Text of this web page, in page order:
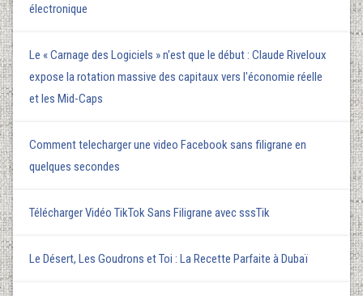
électronique
Le « Carnage des Logiciels » n'est que le début : Claude Riveloux
expose la rotation massive des capitaux vers l'économie réelle
et les Mid-Caps
Comment telecharger une video Facebook sans filigrane en
quelques secondes
Télécharger Vidéo TikTok Sans Filigrane avec sssTik
Le Désert, Les Goudrons et Toi : La Recette Parfaite à Dubaï